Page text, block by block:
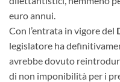
euro annui.
Con l’entrata in vigore del
legislatore ha
avrebbe dovuto
di non imponibilità per i